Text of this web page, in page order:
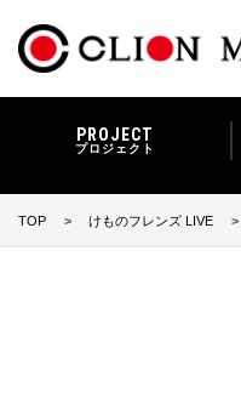
PROJECT
プロジェクト
TOP けものフレンズ LIVE